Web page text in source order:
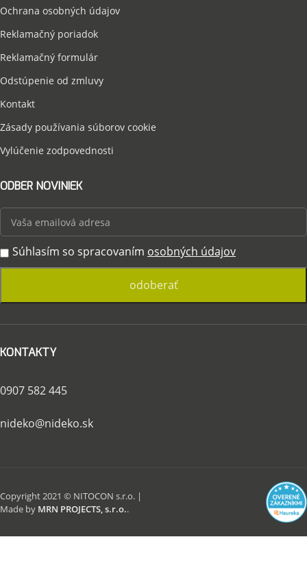
Ochrana osobných údajov
Reklamačný poriadok
Reklamačný formulár
Odstúpenie od zmluvy
Kontakt
Zásady používania súborov cookie
Vylúčenie zodpovednosti
ODBER NOVINIEK
Súhlasím so spracovaním osobných údajov
KONTAKTY
0907 582 445
nideko@nideko.sk
Copyright 2021 © NITOCON s.r.o. |
Made by MRN PROJECTS, s.r.o..